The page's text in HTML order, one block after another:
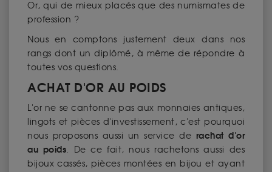
Or, qui de mieux placés que des numismates de
profession ?
Nous en comptons justement deux dans nos
rangs dont un diplômé, à même de répondre à
toutes vos questions.
ACHAT D'OR AU POIDS
L'or ne se cantonne pas aux monnaies antiques,
lingots et pièces d'investissement, c'est pourquoi
nous proposons aussi un service de rachat d'or
au poids. De ce fait, nous rachetons aussi des
bijoux cassés, pièces montées en bijou et ayant